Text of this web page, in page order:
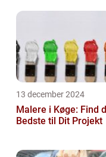
13 december 2024
Malere i Køge: Find
Bedste til Dit Projekt